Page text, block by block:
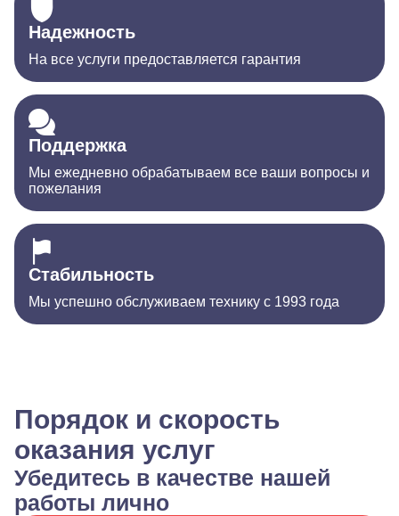
Надежность
На все услуги предоставляется гарантия
Поддержка
Мы ежедневно обрабатываем все ваши вопросы и
пожелания
Стабильность
Мы успешно обслуживаем технику с 1993 года
Порядок и скорость
оказания услуг
Убедитесь в качестве нашей
работы лично